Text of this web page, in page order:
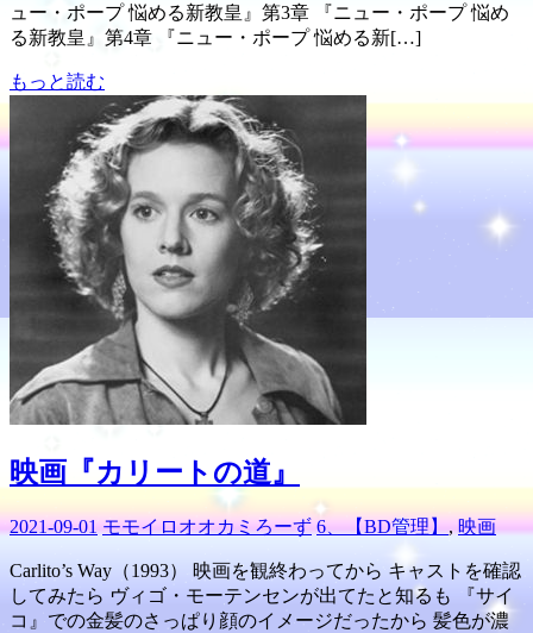
ュー・ポープ 悩める新教皇』第3章 『ニュー・ポープ 悩め
る新教皇』第4章 『ニュー・ポープ 悩める新[…]
もっと読む
映画『カリートの道』
2021-09-01 モモイロオオカミろーず 6、【BD管理】 , 映画
Carlito’s Way（1993） 映画を観終わってから キャストを確認
してみたら ヴィゴ・モーテンセンが出てたと知るも 『サイ
コ』での金髪のさっぱり顔のイメージだったから 髪色が濃